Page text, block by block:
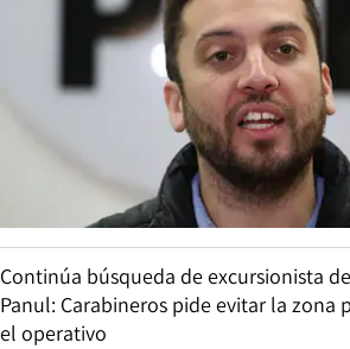
Continúa búsqueda de excursionista
Panul: Carabineros pide evitar la zona
el operativo